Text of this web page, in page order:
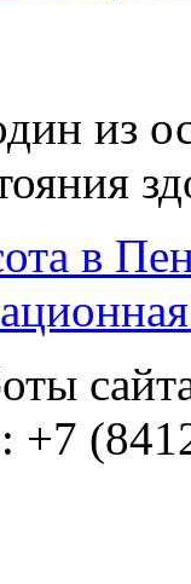
из
в
+7